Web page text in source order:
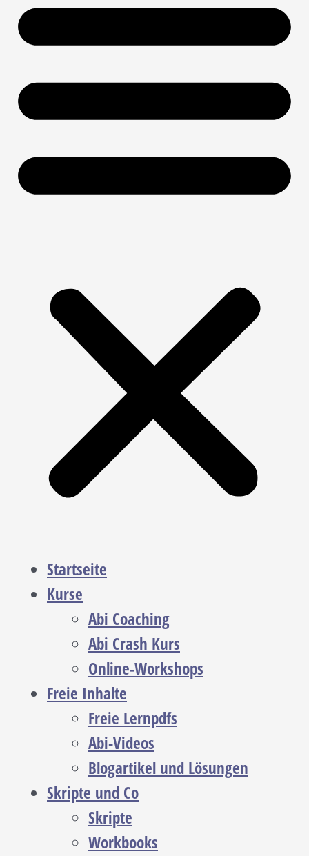
Startseite
Kurse
Abi Coaching
Abi Crash Kurs
Online-Workshops
Freie Inhalte
Freie Lernpdfs
Abi-Videos
Blogartikel und Lösungen
Skripte und Co
Skripte
Workbooks